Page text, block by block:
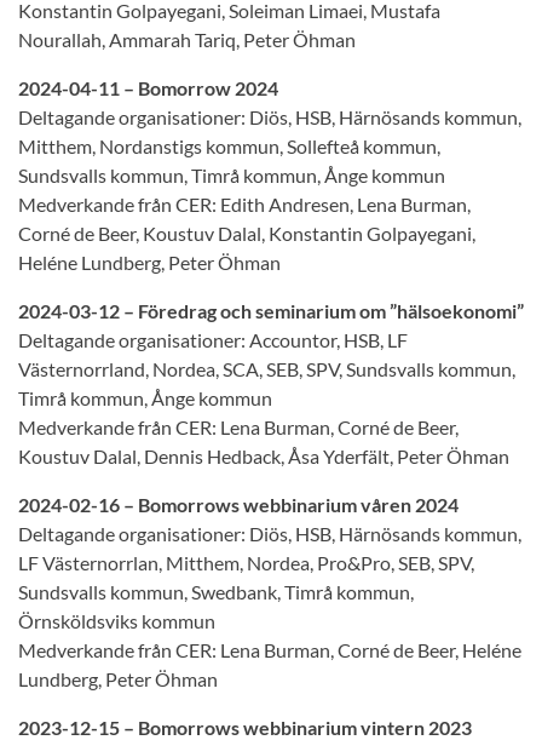
Konstantin Golpayegani, Soleiman Limaei, Mustafa
Nourallah, Ammarah Tariq, Peter Öhman
2024-04-11 – Bomorrow 2024
Deltagande organisationer: Diös, HSB, Härnösands kommun,
Mitthem, Nordanstigs kommun, Sollefteå kommun,
Sundsvalls kommun, Timrå kommun, Ånge kommun
Medverkande från CER: Edith Andresen, Lena Burman,
Corné de Beer, Koustuv Dalal, Konstantin Golpayegani,
Heléne Lundberg, Peter Öhman
2024-03-12 – Föredrag och seminarium om ”hälsoekonomi”
Deltagande organisationer: Accountor, HSB, LF
Västernorrland, Nordea, SCA, SEB, SPV, Sundsvalls kommun,
Timrå kommun, Ånge kommun
Medverkande från CER: Lena Burman, Corné de Beer,
Koustuv Dalal, Dennis Hedback, Åsa Yderfält, Peter Öhman
2024-02-16 – Bomorrows webbinarium våren 2024
Deltagande organisationer: Diös, HSB, Härnösands kommun,
LF Västernorrlan, Mitthem, Nordea, Pro&Pro, SEB, SPV,
Sundsvalls kommun, Swedbank, Timrå kommun,
Örnsköldsviks kommun
Medverkande från CER: Lena Burman, Corné de Beer, Heléne
Lundberg, Peter Öhman
2023-12-15 – Bomorrows webbinarium vintern 2023